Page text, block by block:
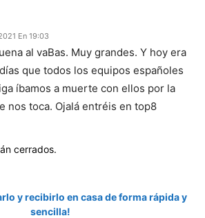
En 19:03
al vaBas. Muy grandes. Y hoy era
que todos los equipos españoles
íbamos a muerte con ellos por la
nos toca. Ojalá entréis en top8
cerrados.
y recibirlo en casa de forma rápida y
sencilla!